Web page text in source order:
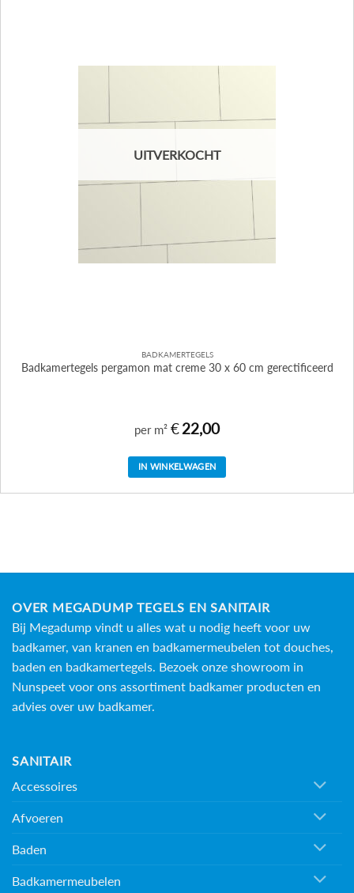
UITVERKOCHT
BADKAMERTEGELS
Badkamertegels pergamon mat creme 30 x 60 cm gerectificeerd
per m² €22,00
IN WINKELWAGEN
OVER MEGADUMP TEGELS EN SANITAIR
Bij Megadump vindt u alles wat u nodig heeft voor uw
badkamer, van kranen en badkamermeubelen tot douches,
baden en badkamertegels . Bezoek onze showroom in
Nunspeet voor ons assortiment badkamer producten en
advies over uw badkamer.
SANITAIR
Accessoires
Afvoeren
Baden
Badkamermeubelen